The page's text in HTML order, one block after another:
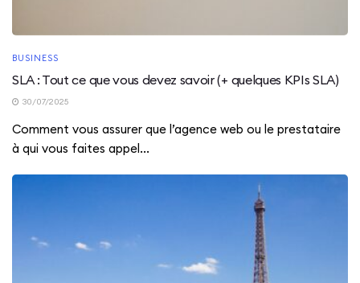
BUSINESS
SLA : Tout ce que vous devez savoir (+ quelques KPIs SLA)
30/07/2025
Comment vous assurer que l’agence web ou le prestataire
à qui vous faites appel...